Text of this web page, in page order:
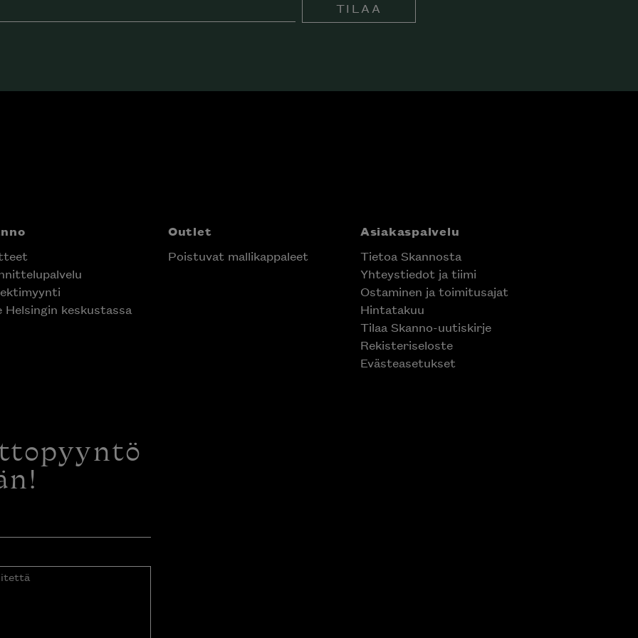
TILAA
Helsingin keskustassa
Outlet
Poistuvat mallikappaleet
Asiakaspalvelu
Tietoa Skannosta
Yhteystiedot ja tiimi
Ostaminen ja toimitusajat
Hintatakuu
Tilaa Skanno-uutiskirje
Rekisteriseloste
Evästeasetukset